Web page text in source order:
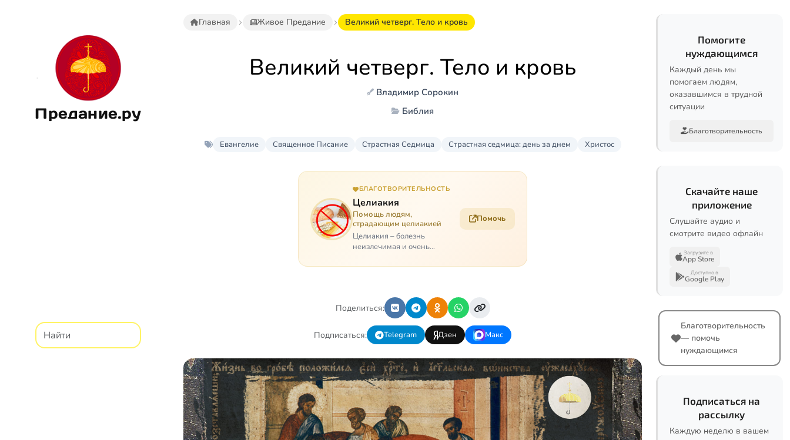
Предание.ру
Главная Живое Предание Великий четверг. Тело и кровь
Великий четверг. Тело и кровь
Владимир Сорокин
Библия
Евангелие Священное Писание Страстная Седмица Страстная седмица: день за днем Христос
БЛАГОТВОРИТЕЛЬНОСТЬ
Целиакия
Помощь людям,
страдающим целиакией
Целиакия – болезнь
неизлечимая и очень
невозможно заразиться.
представляя опасности ни
для кого, кроме своих п…
Помочь
Поделиться:
Подписаться: Telegram Дзен Макс
Помогите
нуждающимся
Каждый день мы
помогаем людям,
оказавшимся в трудной
ситуации
Благотворительность
Скачайте наше
приложение
Слушайте аудио и
смотрите видео офлайн
Загрузите в
App Store
Доступно в
Google Play
Благотворительность
— помочь
нуждающимся
Подписаться на
рассылку
Каждую неделю в вашем